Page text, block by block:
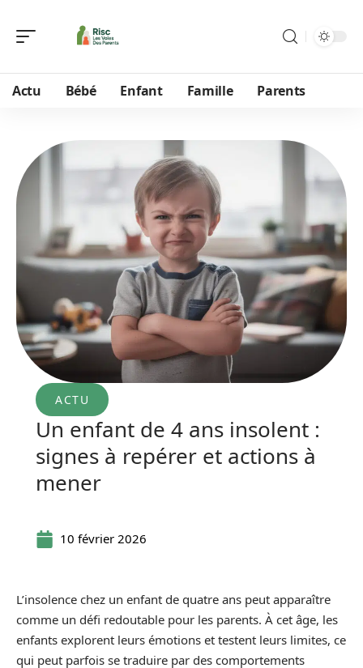
Actu Bébé Enfant Famille Parents
ACTU
Un enfant de 4 ans insolent :
signes à repérer et actions à
mener
10 février 2026
L’insolence chez un enfant de quatre ans peut apparaître
comme un défi redoutable pour les parents. À cet âge, les
enfants explorent leurs émotions et testent leurs limites, ce
qui peut parfois se traduire par des comportements